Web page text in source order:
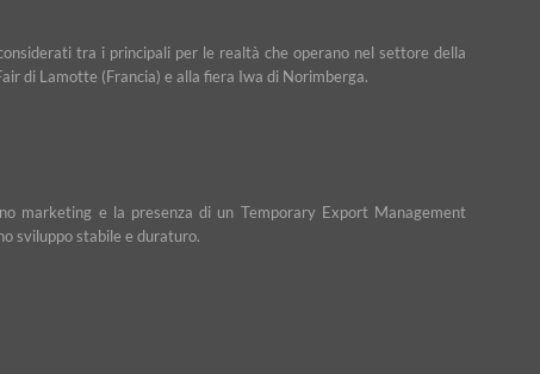
tra i principali per le realtà che operano nel settore della
di Lamotte (Francia) e alla fiera Iwa di Norimberga.
marketing e la presenza di un Temporary Export Management
sviluppo stabile e duraturo.